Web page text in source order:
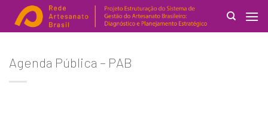
for:
Agenda Pública – PAB